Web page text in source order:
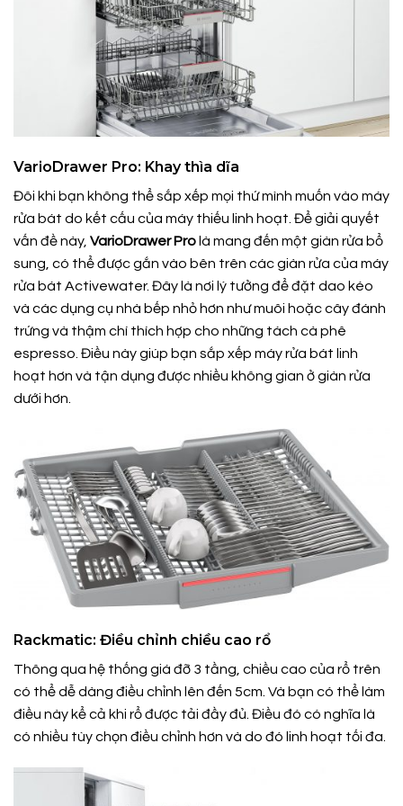
VarioDrawer Pro: Khay thìa dĩa
Đôi khi bạn không thể sắp xếp mọi thứ mình muốn vào máy
rửa bát do kết cấu của máy thiếu linh hoạt. Để giải quyết
vấn đề này, VarioDrawer Pro là mang đến một giàn rửa bổ
sung, có thể được gắn vào bên trên các giàn rửa của máy
rửa bát Activewater. Đây là nơi lý tưởng để đặt dao kéo
và các dụng cụ nhà bếp nhỏ hơn như muôi hoặc cây đánh
trứng và thậm chí thích hợp cho những tách cà phê
espresso. Điều này giúp bạn sắp xếp máy rửa bát linh
hoạt hơn và tận dụng được nhiều không gian ở giàn rửa
dưới hơn.
Rackmatic: Điều chỉnh chiều cao rổ
Thông qua hệ thống giá đỡ 3 tầng, chiều cao của rổ trên
có thể dễ dàng điều chỉnh lên đến 5cm. Và bạn có thể làm
điều này kể cả khi rổ được tải đầy đủ. Điều đó có nghĩa là
có nhiều tùy chọn điều chỉnh hơn và do đó linh hoạt tối đa.